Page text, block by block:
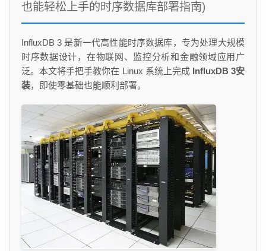
也能轻松上手的时序数据库部署指南)
InfluxDB 3 是新一代高性能时序数据库，专为处理大规模
时序数据设计，在物联网、监控分析和金融领域应用广
泛。本文将手把手教你在 Linux 系统上完成 InfluxDB 3安
装，即使零基础也能顺利部署。